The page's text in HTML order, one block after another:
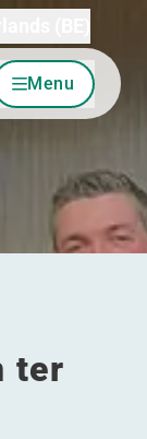
Menu
ter